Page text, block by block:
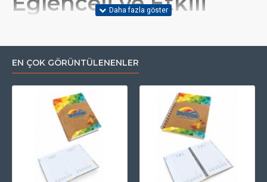
STICKER NEDIR VE NE İÇIN KULLANILIR?
Sticker, yapışkanlı bir yüzeye sahip olan ve genellikle
dekorasyon ya da tanıtım amacıyla kullanılan bir baskı
ürünüdür. Sihirlibaski.com’da, özel sticker tasarımı
arayanlar için sticker baskı hizmeti sunuyoruz. Bu
stickerlar, ürün etiketleri, promosyonlar ve kişisel projeler
için idealdir. Logonuz, mesajlarınız ya da görsellerinizle
kişiselleştirilerek hem dikkat çeker hem de markanızı
EN ÇOK GÖRÜNTÜLENENLER